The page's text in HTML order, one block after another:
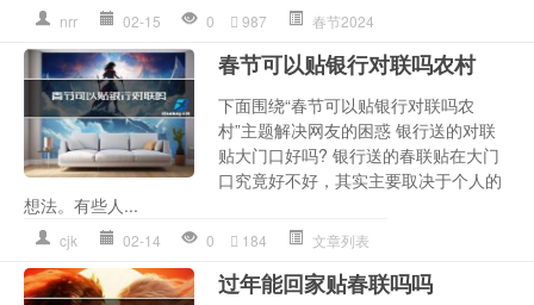
nrr 02-15 0 987 春节2024
春节可以贴银行对联吗农村
下面围绕“春节可以贴银行对联吗农
村”主题解决网友的困惑 银行送的对联
贴大门口好吗? 银行送的春联贴在大门
口究竟好不好，其实主要取决于个人的
想法。有些人...
cjk 02-14 0 184 文章列表
过年能回家贴春联吗吗